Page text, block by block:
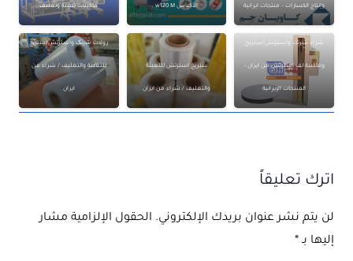
وإنتاج الكسارات – منتجات ايرانية الأكياس w120 M ماكينات تعبئة وتغليف
شراء شرنك واسترتش/ستريج
وماكينة لف استرتش من ايران –
المنتجات الإيرانية
ستريج استرتش للتعبئة
والتغليف / شراء من ايران
رولات شرنک واسترتش/ستریج
للتعبئة والتغليف / شراء من
ايران
اترك تعليقاً
لن يتم نشر عنوان بريدك الإلكتروني. الحقول الإلزامية مشار
إليها بـ*